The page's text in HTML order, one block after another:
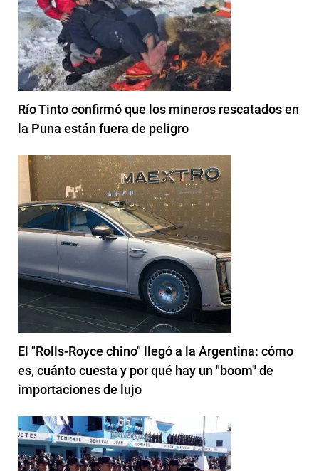
Río Tinto confirmó que los mineros rescatados en
la Puna están fuera de peligro
El "Rolls-Royce chino" llegó a la Argentina: cómo
es, cuánto cuesta y por qué hay un "boom" de
importaciones de lujo